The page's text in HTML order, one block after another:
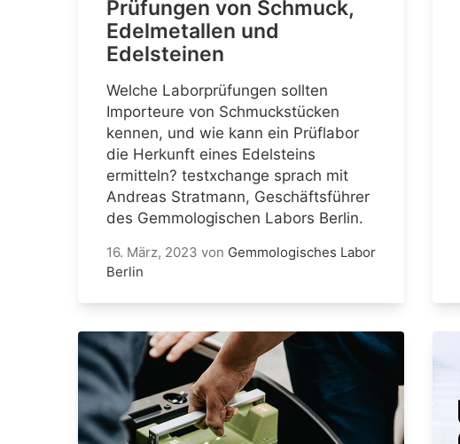
Prüfungen von Schmuck,
Edelmetallen und
Edelsteinen
Welche Laborprüfungen sollten
Importeure von Schmuckstücken
kennen, und wie kann ein Prüflabor
die Herkunft eines Edelsteins
ermitteln? testxchange sprach mit
Andreas Stratmann, Geschäftsführer
des Gemmologischen Labors Berlin.
16. März, 2023 von Gemmologisches Labor
Berlin